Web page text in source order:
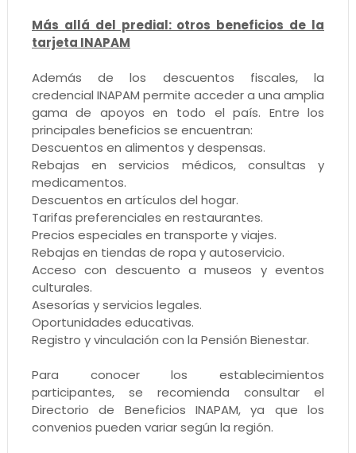
Más allá del predial: otros beneficios de la
tarjeta INAPAM
Además de los descuentos fiscales, la
credencial INAPAM permite acceder a una amplia
gama de apoyos en todo el país. Entre los
principales beneficios se encuentran:
Descuentos en alimentos y despensas.
Rebajas en servicios médicos, consultas y
medicamentos.
Descuentos en artículos del hogar.
Tarifas preferenciales en restaurantes.
Precios especiales en transporte y viajes.
Rebajas en tiendas de ropa y autoservicio.
Acceso con descuento a museos y eventos
culturales.
Asesorías y servicios legales.
Oportunidades educativas.
Registro y vinculación con la Pensión Bienestar.
Para conocer los establecimientos
participantes, se recomienda consultar el
Directorio de Beneficios INAPAM, ya que los
convenios pueden variar según la región.